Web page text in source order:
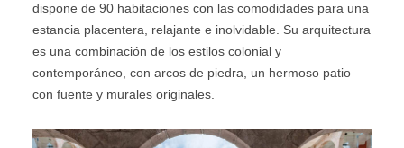
dispone de 90 habitaciones con las comodidades para una
estancia placentera, relajante e inolvidable. Su arquitectura
es una combinación de los estilos colonial y
contemporáneo, con arcos de piedra, un hermoso patio
con fuente y murales originales.